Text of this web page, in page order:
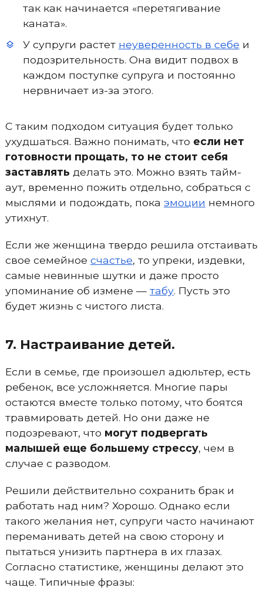
так как начинается «перетягивание
каната».
У супруги растет неуверенность в себе и
подозрительность. Она видит подвох в
каждом поступке супруга и постоянно
нервничает из-за этого.
С таким подходом ситуация будет только
ухудшаться. Важно понимать, что если нет
готовности прощать, то не стоит себя
заставлять делать это. Можно взять тайм-
аут, временно пожить отдельно, собраться с
мыслями и подождать, пока эмоции немного
утихнут.
Если же женщина твердо решила отстаивать
свое семейное счастье, то упреки, издевки,
самые невинные шутки и даже просто
упоминание об измене — табу. Пусть это
будет жизнь с чистого листа.
7. Настраивание детей.
Если в семье, где произошел адюльтер, есть
ребенок, все усложняется. Многие пары
остаются вместе только потому, что боятся
травмировать детей. Но они даже не
подозревают, что могут подвергать
малышей еще большему стрессу, чем в
случае с разводом.
Решили действительно сохранить брак и
работать над ним? Хорошо. Однако если
такого желания нет, супруги часто начинают
переманивать детей на свою сторону и
пытаться унизить партнера в их глазах.
Согласно статистике, женщины делают это
чаще. Типичные фразы: